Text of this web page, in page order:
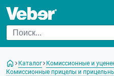
Каталог
Комиссионные и
Комиссионные прицелы и